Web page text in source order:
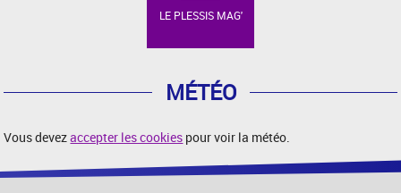
LE PLESSIS MAG'
MÉTÉO
Vous devezaccepter les cookies pour voir la météo.